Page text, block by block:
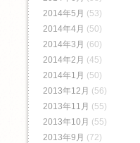
2014年5月 (53)
2014年4月 (50)
2014年3月 (60)
2014年2月 (45)
2014年1月 (50)
2013年12月 (56)
2013年11月 (55)
2013年10月 (55)
2013年9月 (72)